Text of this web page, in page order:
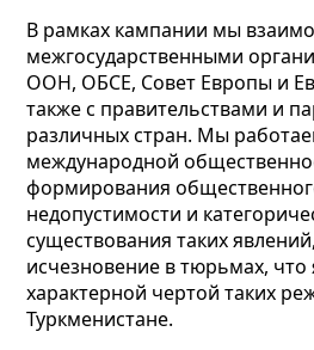
В рамках кампании мы
межгосударственными
ООН, ОБСЕ, Совет Европы и
также с правительствами и
различных стран. Мы
международной
формирования
недопустимости и
существования таких
исчезновение в тюрьмах, что
характерной чертой таких
Туркменистане.